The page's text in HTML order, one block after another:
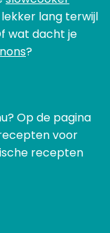
lang terwijl
wat dacht je
?
Op de pagina
voor
recepten